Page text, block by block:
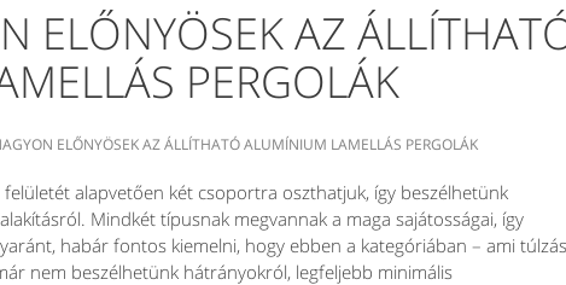
ELŐNYÖSEK AZ
PERGOLÁK
ELŐNYÖSEK AZ ÁLLÍTHATÓ ALUMÍNIUM LAMELLÁS PERGOLÁK
alapvetően két csoportra oszthatjuk, így beszélhetünk
Mindkét típusnak megvannak a maga sajátosságai, így
habár fontos kiemelni, hogy ebben a kategóriában – ami túlzás
nem beszélhetünk hátrányokról, legfeljebb minimális